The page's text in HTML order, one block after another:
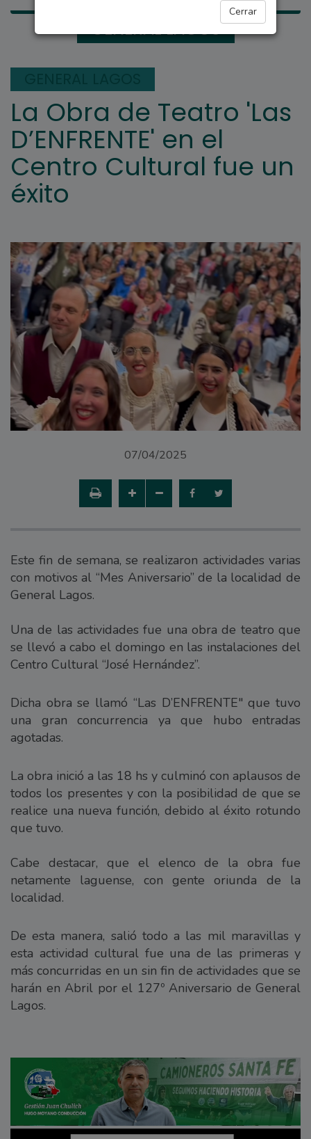
Cerrar
GENERAL LAGOS
La Obra de Teatro 'Las
D’ENFRENTE' en el
Centro Cultural fue un
éxito
07/04/2025
Este fin de semana, se realizaron actividades varias
con motivos al “Mes Aniversario” de la localidad de
General Lagos.
Una de las actividades fue una obra de teatro que
se llevó a cabo el domingo en las instalaciones del
Centro Cultural “José Hernández”.
Dicha obra se llamó “Las D’ENFRENTE" que tuvo
una gran concurrencia ya que hubo entradas
agotadas.
La obra inició a las 18 hs y culminó con aplausos de
todos los presentes y con la posibilidad de que se
realice una nueva función, debido al éxito rotundo
que tuvo.
Cabe destacar, que el elenco de la obra fue
netamente laguense, con gente oriunda de la
localidad.
De esta manera, salió todo a las mil maravillas y
esta actividad cultural fue una de las primeras y
más concurridas en un sin fin de actividades que se
harán en Abril por el 127º Aniversario de General
Lagos.